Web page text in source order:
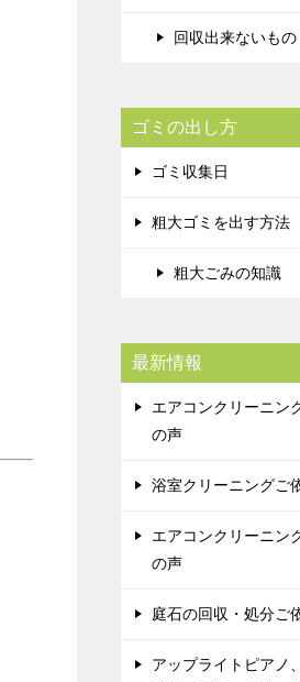
回収出来ないもの
ゴミの出し方
ゴミ収集日
粗大ゴミを出す方法
粗大ごみの知識
最新情報
エアコンクリーニ
の声
浴室クリーニング
エアコンクリーニ
の声
庭石の回収・処分
アップライトピアノ